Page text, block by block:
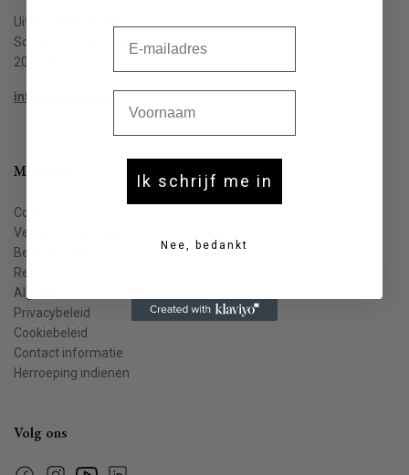
Uitgeverij Houtekiet
Schaliënstraat 1, bus 11
2000 Antwerpen
info@houtekiet.be
Meer info
Contact
Veelgestelde vragen
Bestellen & leveren
Retourneren
Algemene voorwaarden
Privacybeleid
Cookiebeleid
Contact informatie
Herroeping indienen
Volg ons
Ik schrijf me in
Nee, bedankt